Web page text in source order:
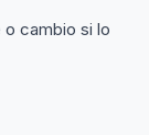
cambio si lo